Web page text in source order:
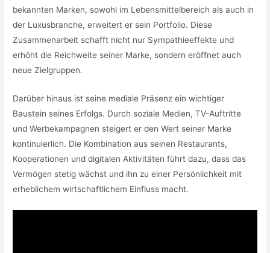
bekannten Marken, sowohl im Lebensmittelbereich als auch in
der Luxusbranche, erweitert er sein Portfolio. Diese
Zusammenarbeit schafft nicht nur Sympathieeffekte und
erhöht die Reichweite seiner Marke, sondern eröffnet auch
neue Zielgruppen.
Darüber hinaus ist seine mediale Präsenz ein wichtiger
Baustein seines Erfolgs. Durch soziale Medien, TV-Auftritte
und Werbekampagnen steigert er den Wert seiner Marke
kontinuierlich. Die Kombination aus seinen Restaurants,
Kooperationen und digitalen Aktivitäten führt dazu, dass das
Vermögen stetig wächst und ihn zu einer Persönlichkeit mit
erheblichem wirtschaftlichem Einfluss macht.